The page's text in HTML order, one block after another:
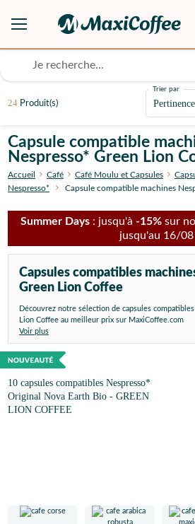
Capsule compatible
Nespresso* Green Lion
Accueil Café Café Moulu et Capsules
Nespresso*
Capsule compatible machines
Summer Days : jusqu'à -15% sur
jusqu'au 16/08
Capsules compatibles
Green Lion Coffee
Découvrez notre sélection de capsules
Lion Coffee au meilleur prix sur MaxiCoffee.com
Voir plus
24 Produit(s)
Trier par
10 capsules compatibles Nespresso*
Original Nova Earth Bio - GREEN
LION COFFEE